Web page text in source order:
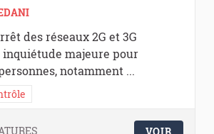
des réseaux 2G et 3G
majeure pour
notamment ...